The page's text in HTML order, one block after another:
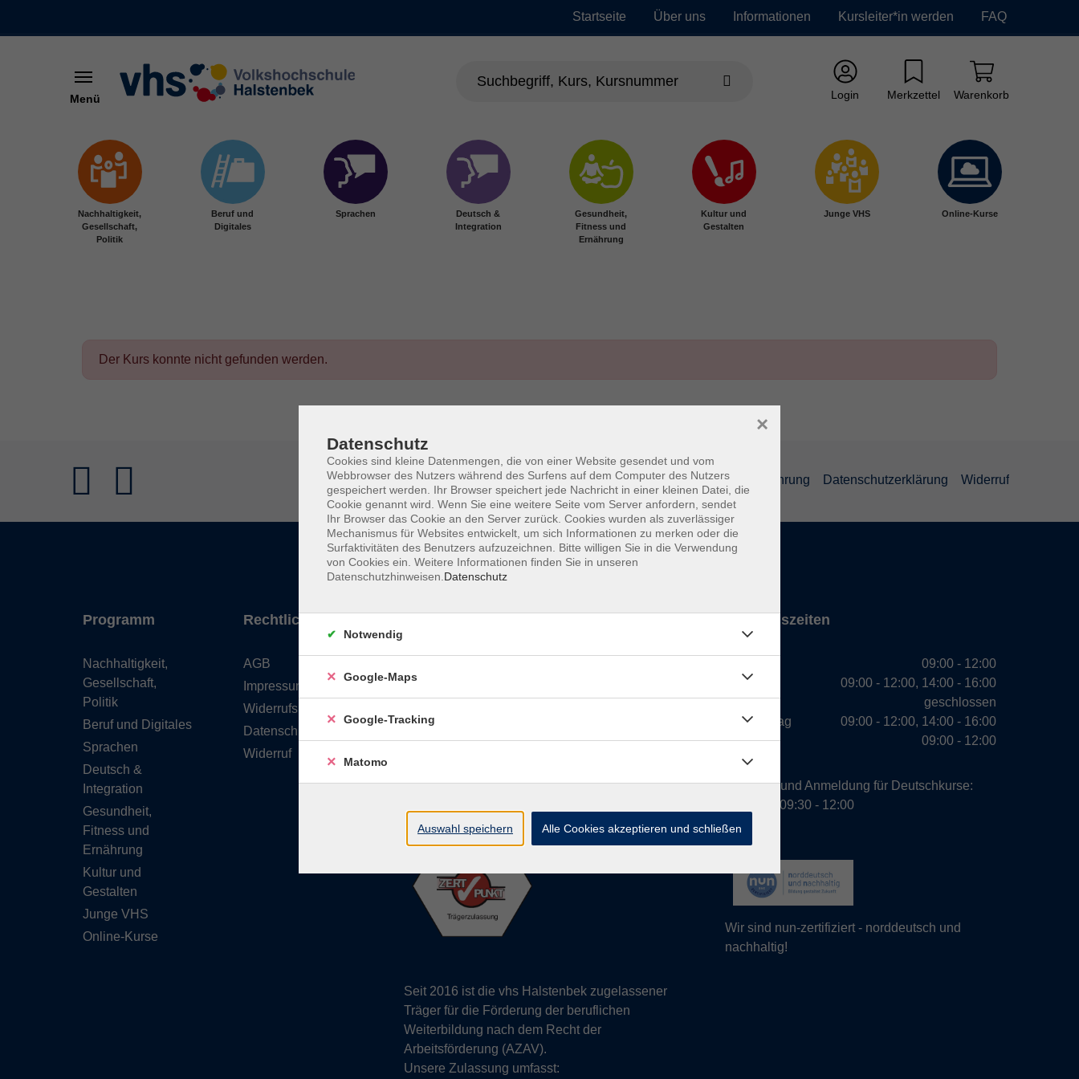
Startseite Über uns Informationen Kursleiter*in werden FAQ
Menü Login Merkzettel Warenkorb
Nachhaltigkeit,
Gesellschaft,
Politik
Beruf und
Digitales
Sprachen
Deutsch &
Integration
Gesundheit,
Fitness und
Ernährung
Kultur und
Gestalten
Junge VHS Online-Kurse
Der Kurs konnte nicht gefunden werden.
AGB Impressum Widerrufsbelehrung Datenschutzerklärung Widerruf
Programm
Nachhaltigkeit,
Gesellschaft,
Politik
Beruf und Digitales
Sprachen
Deutsch &
Integration
Gesundheit,
Fitness und
Ernährung
Kultur und
Gestalten
Junge VHS
Online-Kurse
Rechtliches
AGB
Impressum
Widerrufsbelehrung
Datenschutzerklärung
Widerruf
25469 Halstenbek
info@vhs-halstenbek.de
Seit 2016 ist die vhs Halstenbek zugelassener
Träger für die Förderung der beruflichen
Weiterbildung nach dem Recht der
Arbeitsförderung (AZAV).
Unsere Zulassung umfasst:
Öffnungszeiten
Dienstag
Mittwoch
Donnerstag
Freitag
09:00 - 12:00
09:00 - 12:00, 14:00 - 16:00
geschlossen
09:00 - 12:00, 14:00 - 16:00
09:00 - 12:00
Beratung und Anmeldung für Deutschkurse:
Dienstag 09:30 - 12:00
Wir sind nun-zertifiziert - norddeutsch und
nachhaltig!
Datenschutz
Cookies sind kleine Datenmengen, die von einer Website gesendet und vom
Webbrowser des Nutzers während des Surfens auf dem Computer des Nutzers
gespeichert werden. Ihr Browser speichert jede Nachricht in einer kleinen Datei, die
Cookie genannt wird. Wenn Sie eine weitere Seite vom Server anfordern, sendet
Ihr Browser das Cookie an den Server zurück. Cookies wurden als zuverlässiger
Mechanismus für Websites entwickelt, um sich Informationen zu merken oder die
Surfaktivitäten des Benutzers aufzuzeichnen. Bitte willigen Sie in die Verwendung
von Cookies ein. Weitere Informationen finden Sie in unseren
Datenschutzhinweisen. Datenschutz
×
Notwendig
Google-Maps
Google-Tracking
Matomo
Auswahl speichern Alle Cookies akzeptieren und schließen